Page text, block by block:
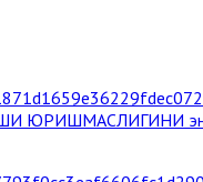
ЮРИШМАСЛИГИНИ